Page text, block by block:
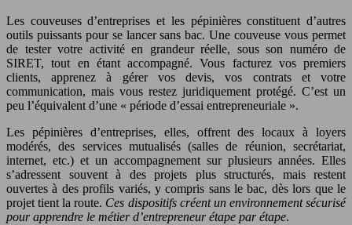
Les couveuses d’entreprises et les pépinières constituent d’autres
outils puissants pour se lancer sans bac. Une couveuse vous permet
de tester votre activité en grandeur réelle, sous son numéro de
SIRET, tout en étant accompagné. Vous facturez vos premiers
clients, apprenez à gérer vos devis, vos contrats et votre
communication, mais vous restez juridiquement protégé. C’est un
peu l’équivalent d’une « période d’essai entrepreneuriale ».
Les pépinières d’entreprises, elles, offrent des locaux à loyers
modérés, des services mutualisés (salles de réunion, secrétariat,
internet, etc.) et un accompagnement sur plusieurs années. Elles
s’adressent souvent à des projets plus structurés, mais restent
ouvertes à des profils variés, y compris sans le bac, dès lors que le
projet tient la route. Ces dispositifs créent un environnement sécurisé
pour apprendre le métier d’entrepreneur étape par étape.